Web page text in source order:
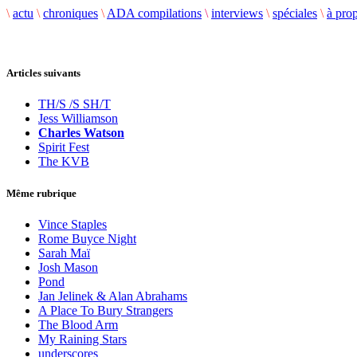
\ actu \ chroniques \ ADA compilations \ interviews \ spéciales \ à
Articles suivants
TH/S /S SH/T
Jess Williamson
Charles Watson
Spirit Fest
The KVB
Même rubrique
Vince Staples
Rome Buyce Night
Sarah Maï
Josh Mason
Pond
Jan Jelinek & Alan Abrahams
A Place To Bury Strangers
The Blood Arm
My Raining Stars
underscores